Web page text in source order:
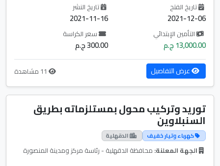
تاريخ الفتح
2021-12-06
تاريخ النشر
2021-11-16
التأمين الإبتدائي
13,000.00 ج.م
سعر الكراسة
300.00 ج.م
عرض التفاصيل
توريد وتركيب محول بمستلزماته بطريق
السنبلاوين
كهرباء وتيار خفيف الدقهلية
الجهة المعلنة: محافظة الدقهلية - رئاسة مركز ومدينة المنصورة